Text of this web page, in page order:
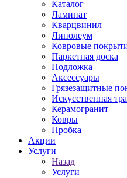
Каталог
Ламинат
Кварцвинил
Линолеум
Ковровые
Паркетная доска
Подложка
Аксессуары
Грязезащитные
Искусственная
Керамогранит
Ковры
Пробка
Акции
Услуги
Назад
Услуги